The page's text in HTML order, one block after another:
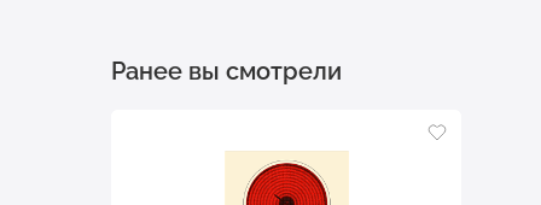
Ранее вы смотрели